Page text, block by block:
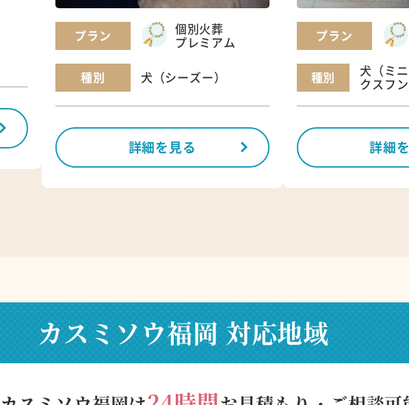
プラン
個別火葬
プレミアム
種別 犬（シーズー）
詳細を見る
プラン
種別
犬（ミ
クスフン
詳細
カスミソウ福岡 対応地域